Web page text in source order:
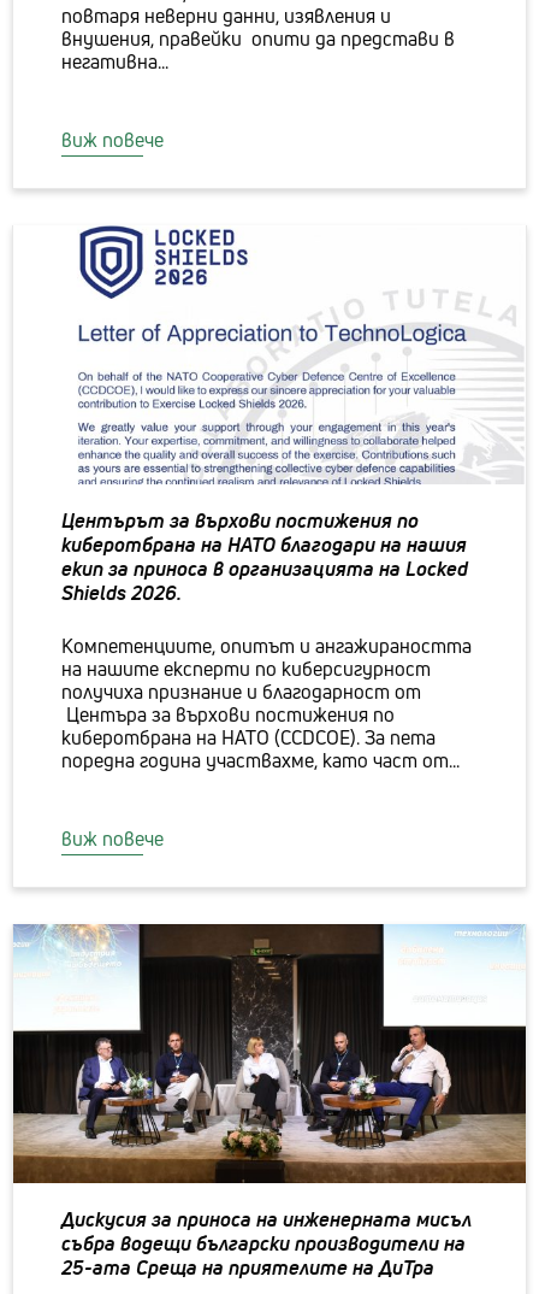
повтаря неверни данни, изявления и
внушения, правейки опити да представи в
негативна...
виж повече
Центърът за върхови постижения по
киберотбрана на НАТО благодари на нашия
екип за приноса в организацията на Locked
Shields 2026.
Компетенциите, опитът и ангажираността
на нашите експерти по киберсигурност
получиха признание и благодарност от
Центъра за върхови постижения по
киберотбрана на НАТО (CCDCOE). За пета
поредна година участвахме, като част от...
виж повече
Дискусия за приноса на инженерната мисъл
събра водещи български производители на
25-aта Среща на приятелите на ДиТра